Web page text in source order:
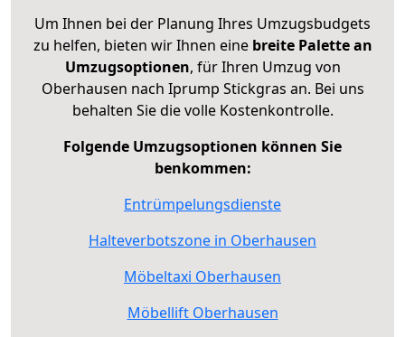
Um Ihnen bei der Planung Ihres Umzugsbudgets
zu helfen, bieten wir Ihnen eine breite Palette an
Umzugsoptionen, für Ihren Umzug von
Oberhausen nach Iprump Stickgras an. Bei uns
behalten Sie die volle Kostenkontrolle.
Folgende Umzugsoptionen können Sie
benkommen:
Entrümpelungsdienste
Halteverbotszone in Oberhausen
Möbeltaxi Oberhausen
Möbellift Oberhausen